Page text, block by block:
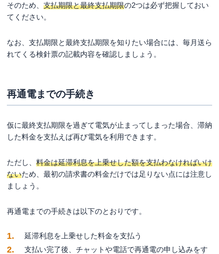
そのため、 支払期限と最終支払期限の2つは必ず把握しておい
てください。
なお、支払期限と最終支払期限を知りたい場合には、毎月送ら
れてくる検針票の記載内容を確認しましょう。
再通電までの手続き
仮に最終支払期限を過ぎて電気が止まってしまった場合、滞納
した料金を支払えば再び電気を利用できます。
ただし、 料金は延滞利息を上乗せした額を支払わなければいけ
ないため、最初の請求書の料金だけでは足りない点には注意し
ましょう。
再通電までの手続きは以下のとおりです。
延滞利息を上乗せした料金を支払う
支払い完了後、チャットや電話で再通電の申し込みをす